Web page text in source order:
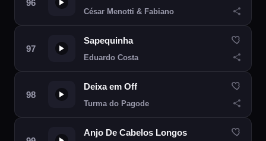
César Menotti & Fabiano
Sapequinha
Eduardo Costa
Deixa em Off
Turma do Pagode
Anjo De Cabelos Longos